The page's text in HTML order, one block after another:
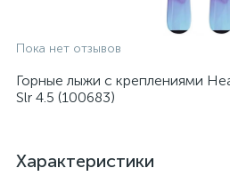
Пока нет отзывов
Горные лыжи с креплениями
Slr 4.5 (100683)
Характеристики